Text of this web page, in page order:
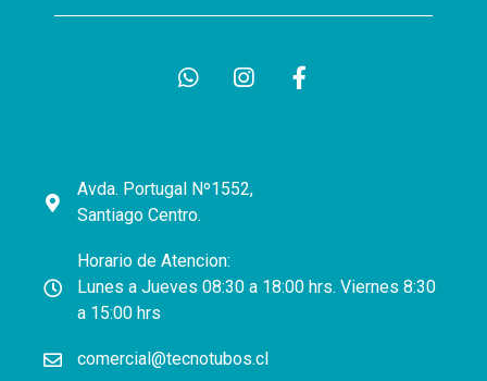
Avda. Portugal Nº1552,
Santiago Centro.
Horario de Atencion:
Lunes a Jueves 08:30 a 18:00 hrs. Viernes 8:30
a 15:00 hrs
comercial@tecnotubos.cl